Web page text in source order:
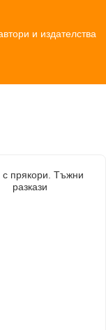
и издателства
прякори. Тъжни
разкази